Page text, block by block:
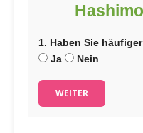
1. Haben Sie
Ja
Nein
WEITER